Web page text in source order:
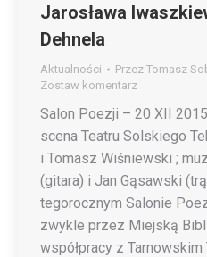
Jarosława
Dehnela
Aktualności Przez Tomasz
Zostaw komentarz
Salon Poezji – 20 XII
scena Teatru Solskiego
i Tomasz Wiśniewski ;
(gitara) i Jan Gąsawski
tegorocznym Salonie
zwykle przez Miejską
współpracy z